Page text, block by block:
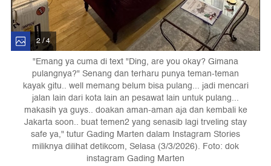
2 / 4
"Emang ya cuma di text "Ding, are you okay? Gimana
pulangnya?" Senang dan terharu punya teman-teman
kayak gitu.. well memang belum bisa pulang... jadi mencari
jalan lain dari kota lain an pesawat lain untuk pulang...
makasih ya guys.. doakan aman-aman aja dan kembali ke
Jakarta soon.. buat temen2 yang senasib lagi trveling stay
safe ya," tutur Gading Marten dalam Instagram Stories
miliknya dilihat detikcom, Selasa (3/3/2026). Foto: dok
instagram Gading Marten